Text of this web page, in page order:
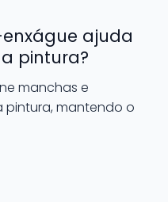
ajuda
pintura?
manchas e
mantendo o